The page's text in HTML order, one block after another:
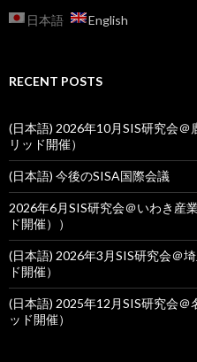
日本語 English
RECENT POSTS
(日本語) 2026年10月SIS研究会
リッド開催）
(日本語) 今後のSISA国際会議
2026年6月SIS研究会＠いわき産
ド開催））
(日本語) 2026年3月SIS研究会＠
ド開催）
(日本語) 2025年12月SIS研究会
ッド開催）